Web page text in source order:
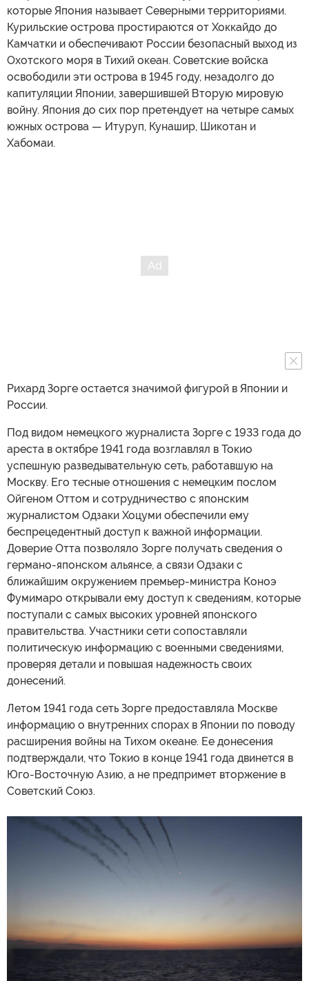
которые Япония называет Северными территориями.
Курильские острова простираются от Хоккайдо до
Камчатки и обеспечивают России безопасный выход из
Охотского моря в Тихий океан. Советские войска
освободили эти острова в 1945 году, незадолго до
капитуляции Японии, завершившей Вторую мировую
войну. Япония до сих пор претендует на четыре самых
южных острова — Итуруп, Кунашир, Шикотан и
Хабомаи.
Рихард Зорге остается значимой фигурой в Японии и
России.
Под видом немецкого журналиста Зорге с 1933 года до
ареста в октябре 1941 года возглавлял в Токио
успешную разведывательную сеть, работавшую на
Москву. Его тесные отношения с немецким послом
Ойгеном Оттом и сотрудничество с японским
журналистом Одзаки Хоцуми обеспечили ему
беспрецедентный доступ к важной информации.
Доверие Отта позволяло Зорге получать сведения о
германо-японском альянсе, а связи Одзаки с
ближайшим окружением премьер-министра Коноэ
Фумимаро открывали ему доступ к сведениям, которые
поступали с самых высоких уровней японского
правительства. Участники сети сопоставляли
политическую информацию с военными сведениями,
проверяя детали и повышая надежность своих
донесений.
Летом 1941 года сеть Зорге предоставляла Москве
информацию о внутренних спорах в Японии по поводу
расширения войны на Тихом океане. Ее донесения
подтверждали, что Токио в конце 1941 года двинется в
Юго-Восточную Азию, а не предпримет вторжение в
Советский Союз.